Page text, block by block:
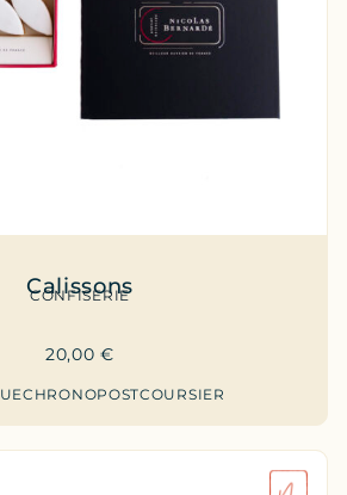
Calissons
CONFISERIE
20,00€
CHRONOPOSTCOURSIER